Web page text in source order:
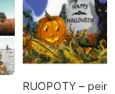
RUOPOTY –